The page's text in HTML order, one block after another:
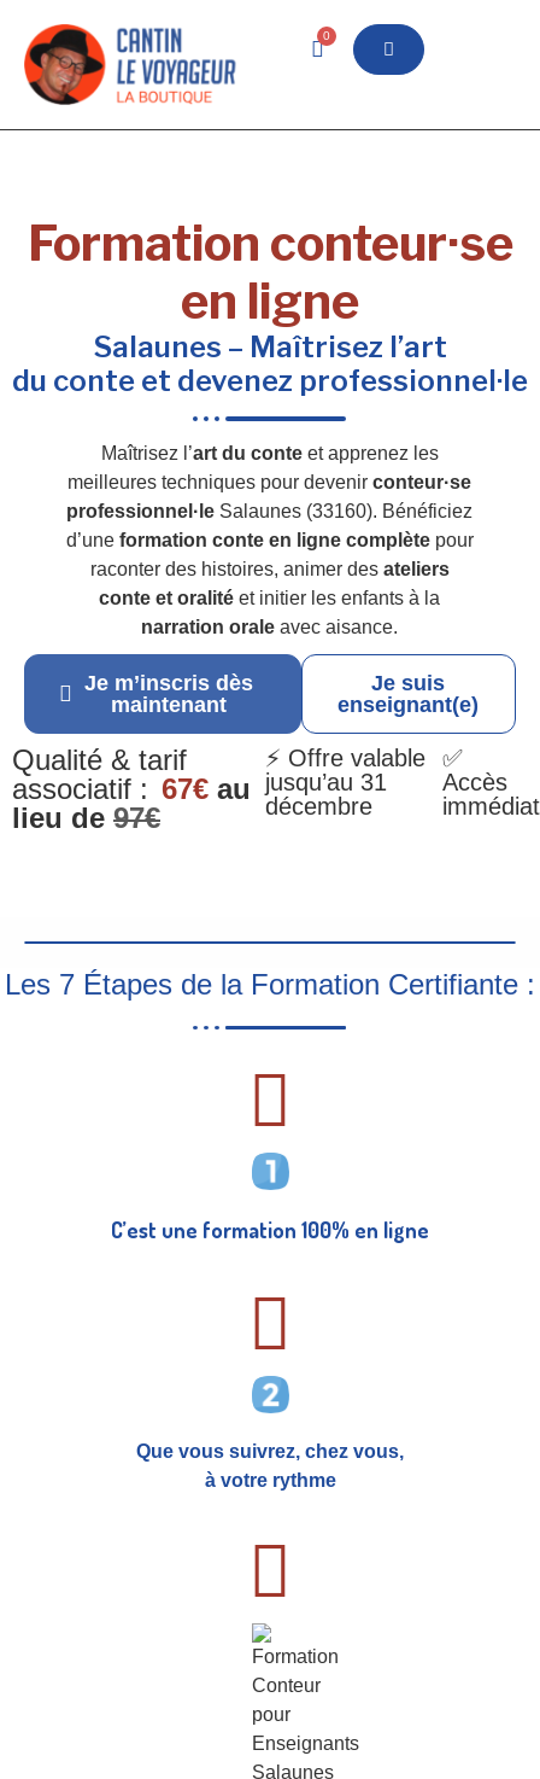
0
Formation conteur·se
en ligne
Salaunes – Maîtrisez l’art
du conte et devenez professionnel·le
Maîtrisez l’art du conteet apprenez les
meilleures techniques pour devenirconteur·se
professionnel·le Salaunes (33160). Bénéficiez
d’une formation conte en ligne complètepour
raconter des histoires, animer des ateliers
conte et oralité et initier les enfants à la
narration orale avec aisance.
Je m’inscris dès
maintenant
Je suis
enseignant(e)
Qualité & tarif
associatif : 67€ au
lieu de 97€
⚡ Offre valable
jusqu’au 31
décembre
✅
Accès
immédiat
Les 7 Étapes de la Formation Certifiante :
C’est une formation 100% en ligne
Que vous suivrez, chez vous,
à votre rythme